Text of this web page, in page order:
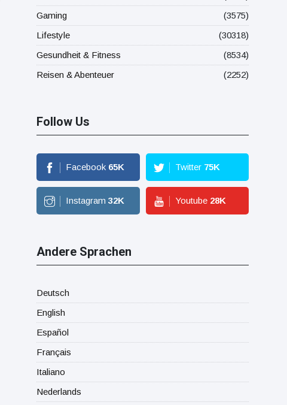
Gaming
(3575)
Lifestyle
(30318)
Gesundheit & Fitness
(8534)
Reisen & Abenteuer
(2252)
Follow Us
Facebook 65K Twitter 75K
Instagram 32K Youtube 28K
Andere Sprachen
Deutsch
English
Español
Français
Italiano
Nederlands